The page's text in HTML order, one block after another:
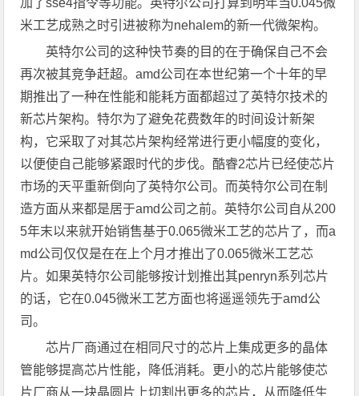
加了sse4指令等功能。英特尔公司打算到明年当0.045微
米工艺成熟之时引进被称为nehalem的新一代微架构。
英特尔公司的这种快节奏的目的在于确保自己不会
再次被其竞争赶超。amd公司在本世纪第一个十年的早
期推出了一种在性能和能耗方面都超过了英特尔技术的
新芯片架构。特尔为了避免花费数年的时间设计新架
构，它采取了对其芯片架构经常进行更小幅度的变化，
以便使自己能够紧跟时代的步伐。酷睿2芯片已经使芯片
市场的天平重新倒向了英特尔公司。而英特尔公司在制
造方面从来都是居于amd公司之前。英特尔公司自从200
5年末以来就开始销售基于0.065微米工艺的芯片了，而a
md公司仅仅是在在上个月才推出了0.065微米工艺芯
片。如果英特尔公司能够按计划推出其penryn系列芯片
的话，它在0.045微米工艺方面也将遥遥领先于amd公
司。
芯片厂商通过在相同尺寸的芯片上集成更多的晶体
管能够提高芯片性能，降低消耗。更小的芯片能够使芯
片厂商从一块晶圆片上切割出更多的芯片，从而降低生